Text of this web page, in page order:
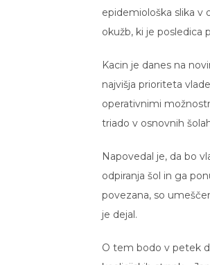
epidemiološka slika v
okužb, ki je posledica
Kacin je danes na
najvišja prioriteta
operativnimi
triado v osnovnih
Napovedal je, da bo
odpiranja šol in ga
povezana, so
je dejal.
O tem bodo v petek